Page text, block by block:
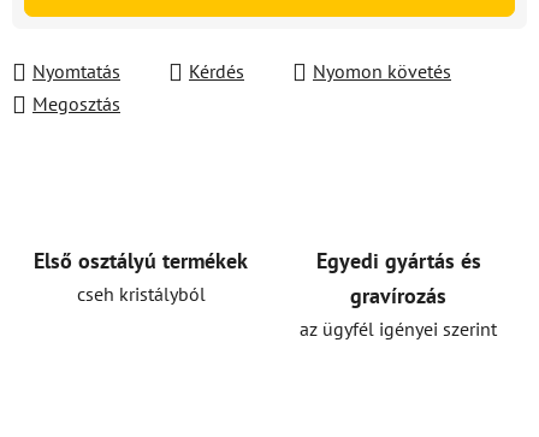
Nyomtatás Kérdés
Nyomon követés
Megosztás
Első osztályú termékek
cseh kristályból
Egyedi gyártás és
gravírozás
az ügyfél igényei szerint